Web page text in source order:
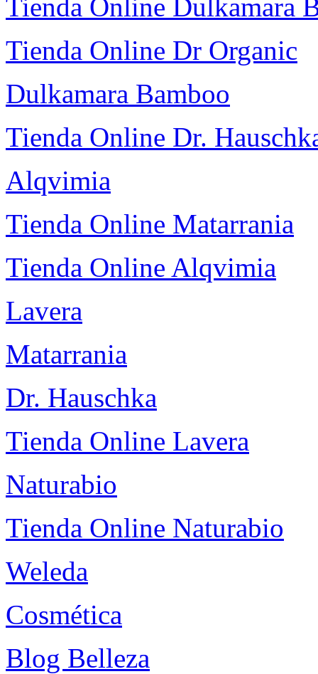
Tienda Online Dulkamara
Tienda Online Dr Organic
Dulkamara Bamboo
Tienda Online Dr.
Alqvimia
Tienda Online Matarrania
Tienda Online Alqvimia
Lavera
Matarrania
Dr. Hauschka
Tienda Online Lavera
Naturabio
Tienda Online Naturabio
Weleda
Cosmética
Blog Belleza